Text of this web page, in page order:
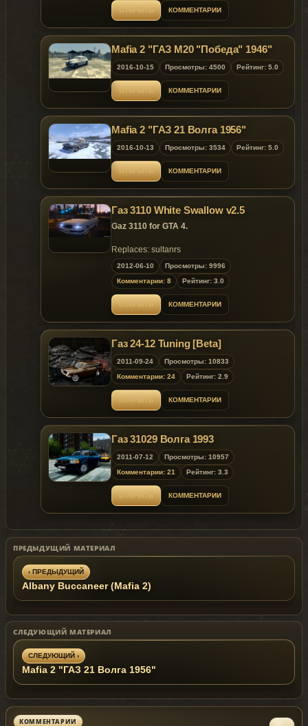
The car supports all functions of the game , the
instrument panel is illuminated , the headlights
are not tinted. Tried to do as best as possible.
Internet))))).
КОММЕНТАРИИ
Mafia 2 "ГАЗ М20 "Победа" 1946"
2016-10-15 Просмотры: 4500 Рейтинг: 5.0
КОММЕНТАРИИ
Mafia 2 "ГАЗ 21 Волга 1956"
2016-10-13 Просмотры: 3534 Рейтинг: 5.0
КОММЕНТАРИИ
Гaз 3110 White Swallow v2.5
Gaz 3110 for GTA 4.
Replaces: sultanrs
2012-06-10
Просмотры: 9996
Комментарии: 8
Рейтинг: 3.0
КОММЕНТАРИИ
Газ 24-12 Tuning [Beta]
2011-09-24
Просмотры: 10833
Комментарии: 24
Рейтинг: 2.9
КОММЕНТАРИИ
Газ 31029 Волга 1993
2011-07-12
Просмотры: 10957
Комментарии: 21
Рейтинг: 3.3
КОММЕНТАРИИ
ПРЕДЫДУЩИЙ МАТЕРИАЛ
‹ ПРЕДЫДУЩИЙ
Albany Buccaneer (Mafia 2)
СЛЕДУЮЩИЙ МАТЕРИАЛ
СЛЕДУЮЩИЙ ›
Mafia 2 "ГАЗ 21 Волга 1956"
КОММЕНТАРИИ